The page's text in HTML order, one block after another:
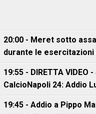
20:00 - Meret sotto
durante le esercitazioni
19:55 - DIRETTA
CalcioNapoli 24: Addio
19:45 - Addio a Pippo